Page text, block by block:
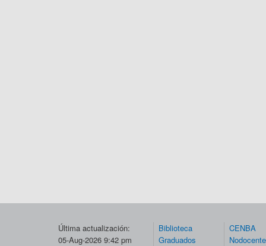
Última actualización:
05-Aug-2026 9:42 pm
Biblioteca
Graduados
CENBA